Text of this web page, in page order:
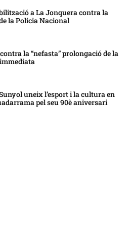
a La Jonquera contra la
la Policia Nacional
la “nefasta” prolongació de la
uneix l’esport i la cultura en
pel seu 90è aniversari